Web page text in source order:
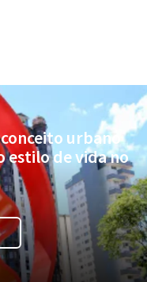
urbano
estilo de vida no